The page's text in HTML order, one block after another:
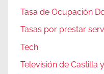
Tasa de Ocupación
Tasas por prestar
Tech
Televisión de Castilla